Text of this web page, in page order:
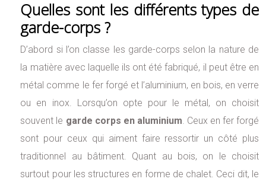
Quelles sont les différents types de
garde-corps ?
D’abord si l’on classe les garde-corps selon la nature de
la matière avec laquelle ils ont été fabriqué, il peut être en
métal comme le fer forgé et l’aluminium, en bois, en verre
ou en inox. Lorsqu’on opte pour le métal, on choisit
souvent le garde corps en aluminium. Ceux en fer forgé
sont pour ceux qui aiment faire ressortir un côté plus
traditionnel au bâtiment. Quant au bois, on le choisit
surtout pour les structures en forme de chalet. Ceci dit, le